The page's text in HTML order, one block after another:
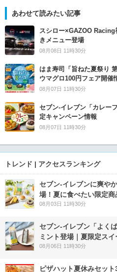
あわせて読みたい記事
スシロー×GAZOO
きメニュー登場
08月08日 11時30分
はま寿司「旨ねた夏祭り
ウマグロ100円フェア開催
08月07日 11時30分
セブン‐イレブン「カレー
定キャンペーン情報
08月07日 11時30分
トレンド | アクセスランキング
セブン‐イレブンに爽や
場！夏に食べたい限定商
08月03日 11時30分
セブン‐イレブン「よく
ミント登場｜夏限定ス
08月06日 11時30分
ピザハット夏休みセッ